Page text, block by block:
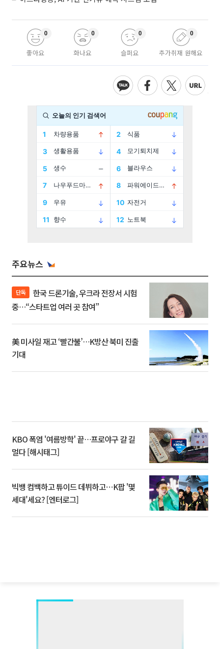
좋아요
0
화나요
0
슬퍼요
0
추가취재 원해요
0
주요뉴스
단독
중…“스타트업 여러 곳 참여”
美 미사일 재고 ‘빨간불’…K방산 북미 진출
기대
KBO 폭염 '여름방학' 끝…프로야구 갈 길
멀다 [해시태그]
빅뱅 컴백하고 튜이드 데뷔하고⋯K팝 '몇
세대'세요? [엔터로그]